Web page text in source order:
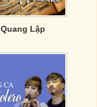
Quang Lập